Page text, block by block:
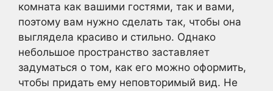
комната как вашими гостями, так и вами,
поэтому вам нужно сделать так, чтобы она
выглядела красиво и стильно. Однако
небольшое пространство заставляет
задуматься о том, как его можно оформить,
чтобы придать ему неповторимый вид. Не